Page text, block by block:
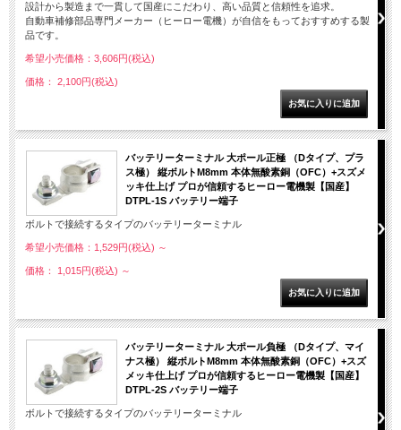
設計から製造まで一貫して国産にこだわり、高い品質と信頼性を追求。
自動車補修部品専門メーカー（ヒーロー電機）が自信をもっておすすめする製
品です。
希望小売価格：3,606円(税込)
価格： 2,100円(税込)
バッテリーターミナル 大ポール正極 （Dタイプ、プラ
ス極） 縦ボルトM8mm 本体無酸素銅（OFC）+スズメ
ッキ仕上げ プロが信頼するヒーロー電機製【国産】
DTPL-1S バッテリー端子
ボルトで接続するタイプのバッテリーターミナル
希望小売価格：1,529円(税込) ～
価格： 1,015円(税込) ～
バッテリーターミナル 大ポール負極 （Dタイプ、マイ
ナス極） 縦ボルトM8mm 本体無酸素銅（OFC）+スズ
メッキ仕上げ プロが信頼するヒーロー電機製【国産】
DTPL-2S バッテリー端子
ボルトで接続するタイプのバッテリーターミナル